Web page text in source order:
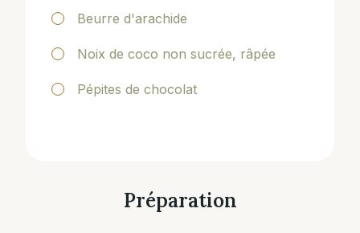
Beurre d'arachide
Noix de coco non sucrée, râpée
Pépites de chocolat
Préparation